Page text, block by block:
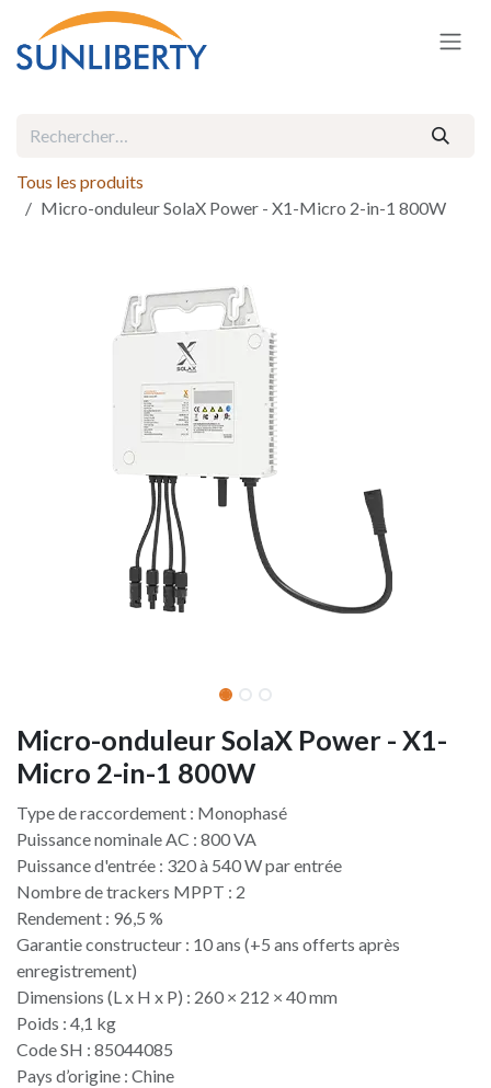
Se rendre au contenu
Tous les produits
Micro-onduleur SolaX Power - X1-Micro 2-in-1 800W
Micro-onduleur SolaX Power - X1-
Micro 2-in-1 800W
Type de raccordement : Monophasé
Puissance nominale AC : 800 VA
Puissance d'entrée : 320 à 540 W par entrée
Nombre de trackers MPPT : 2
Rendement : 96,5 %
Garantie constructeur : 10 ans (+5 ans offerts après
enregistrement)
Dimensions (L x H x P) : 260 × 212 × 40 mm
Poids : 4,1 kg
Code SH : 85044085
Pays d’origine : Chine​